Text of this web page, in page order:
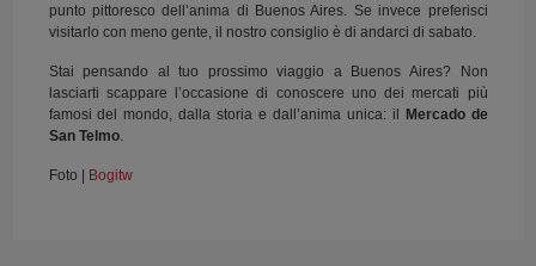
punto pittoresco dell’anima di Buenos Aires. Se invece preferisci
visitarlo con meno gente, il nostro consiglio è di andarci di sabato.
Stai pensando al tuo prossimo viaggio a Buenos Aires? Non
lasciarti scappare l’occasione di conoscere uno dei mercati più
famosi del mondo, dalla storia e dall’anima unica: il Mercado de
San Telmo.
Foto | Bogitw